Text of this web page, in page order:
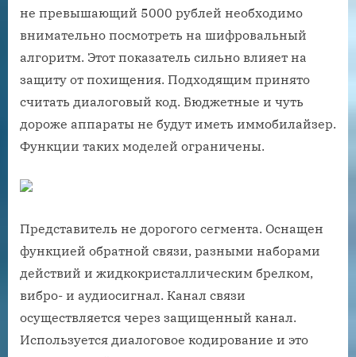
не превышающий 5000 рублей необходимо
внимательно посмотреть на шифровальный
алгоритм. Этот показатель сильно влияет на
защиту от похищения. Подходящим принято
считать диалоговый код. Бюджетные и чуть
дороже аппараты не будут иметь иммобилайзер.
Функции таких моделей ограничены.
Представитель не дорогого сегмента. Оснащен
функцией обратной связи, разными наборами
действий и жидкокристаллическим брелком,
вибро- и аудиосигнал. Канал связи
осуществляется через защищенный канал.
Используется диалоговое кодирование и это